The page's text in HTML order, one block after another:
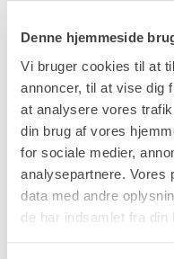
Denne hjemmeside
Vi bruger cookies til at
annoncer, til at vise dig
at analysere vores
din brug af vores
for sociale medier,
analysepartnere. Vores
data med andre
de har indsamlet fra din